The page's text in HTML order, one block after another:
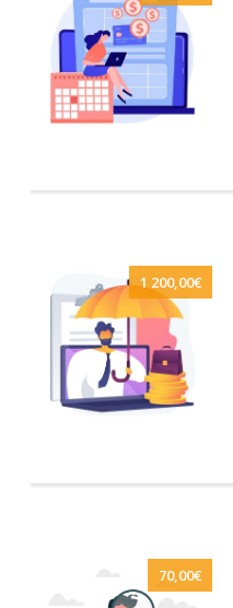
1 200,00€
70,00€